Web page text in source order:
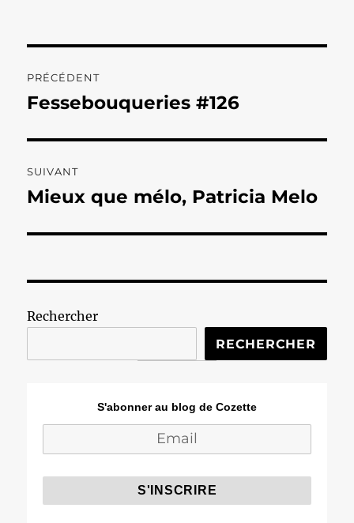
de
PRÉCÉDENT
Publication
Fessebouqueries #126
SUIVANT
Publication
Mieux que mélo, Patricia Melo
Rechercher
RECHERCHER
S'abonner au blog de Cozette